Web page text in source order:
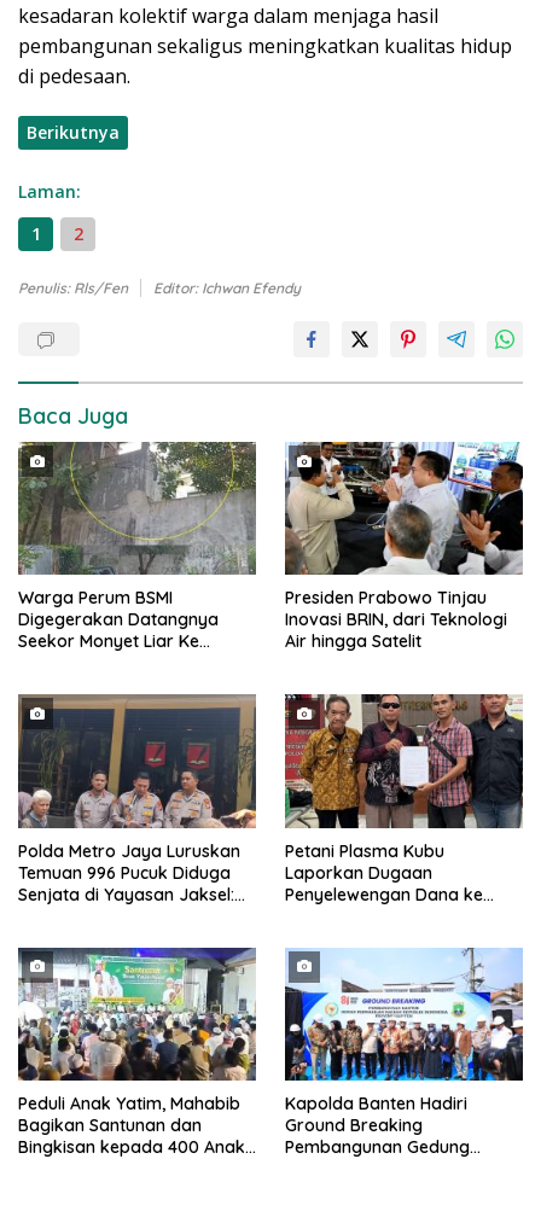
kesadaran kolektif warga dalam menjaga hasil
pembangunan sekaligus meningkatkan kualitas hidup
di pedesaan.
Berikutnya
Laman:
1
2
Penulis: Rls/Fen Editor: Ichwan Efendy
Baca Juga
Warga Perum BSMI
Digegerakan Datangnya
Seekor Monyet Liar Ke
Presiden Prabowo Tinjau
Inovasi BRIN, dari Teknologi
Air hingga Satelit
Polda Metro Jaya Luruskan
Temuan 996 Pucuk Diduga
Senjata di Yayasan Jaksel:
Petani Plasma Kubu
Laporkan Dugaan
Penyelewengan Dana ke
Peduli Anak Yatim, Mahabib
Bagikan Santunan dan
Bingkisan kepada 400 Anak
Kapolda Banten Hadiri
Ground Breaking
Pembangunan Gedung